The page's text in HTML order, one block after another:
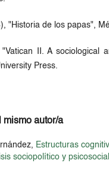
"Historia de los papas",
II. A sociological
Press.
mismo autor/a
Estructuras
sociopolítico y psicosocial